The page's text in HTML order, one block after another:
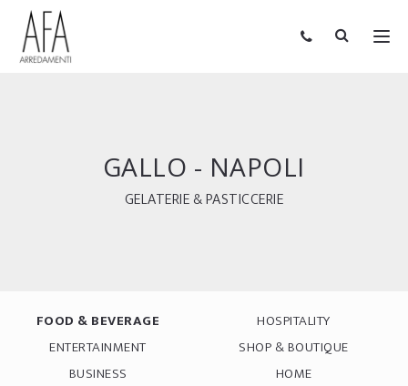
GALLO - NAPOLI
GELATERIE & PASTICCERIE
FOOD & BEVERAGE
HOSPITALITY
ENTERTAINMENT
SHOP & BOUTIQUE
BUSINESS
HOME